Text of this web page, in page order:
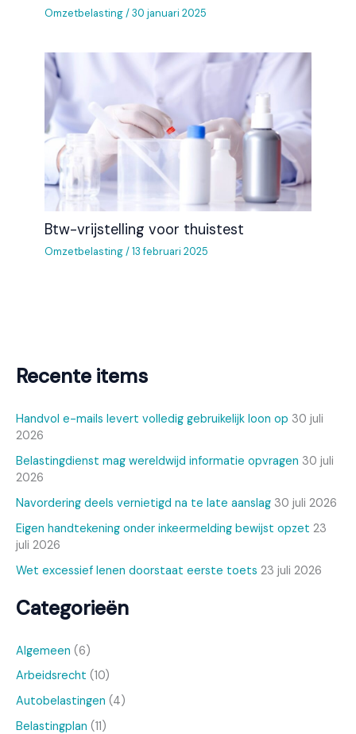
Recente items
Handvol e-mails levert volledig gebruikelijk loon op 30 juli
2026
Belastingdienst mag wereldwijd informatie opvragen 30 juli
2026
Navordering deels vernietigd na te late aanslag 30 juli 2026
Eigen handtekening onder inkeermelding bewijst opzet 23
juli 2026
Wet excessief lenen doorstaat eerste toets 23 juli 2026
Categorieën
Algemeen (6)
Arbeidsrecht (10)
Autobelastingen (4)
Belastingplan (11)
Omzetbelasting/30 januari 2025
Btw-vrijstelling voor thuistest
Omzetbelasting/13 februari 2025